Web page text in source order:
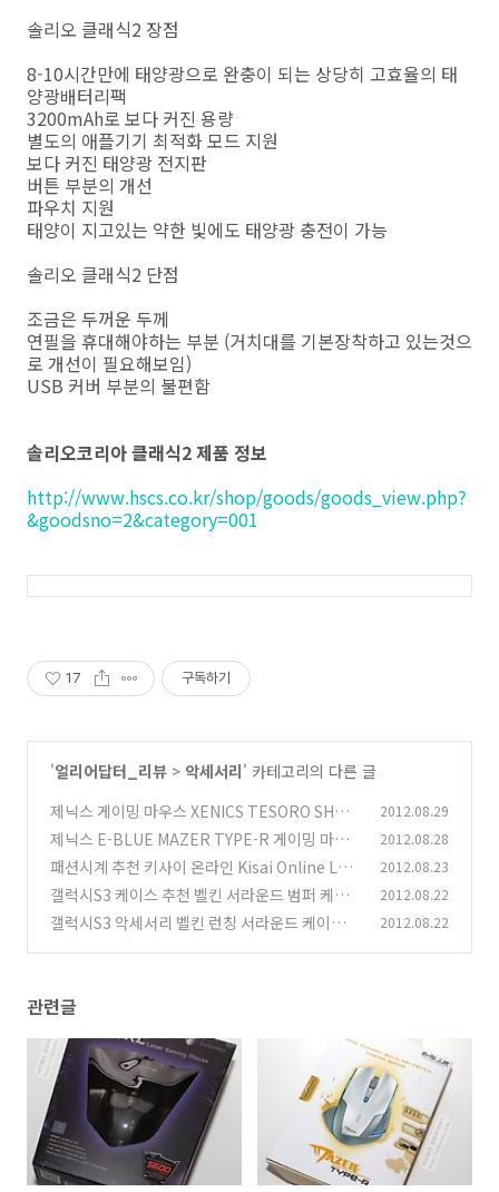
솔리오 클래식2 장점
8-10시간만에 태양광으로 완충이 되는 상당히 고효율의 태
양광배터리팩
3200mAh로 보다 커진 용량
별도의 애플기기 최적화 모드 지원
보다 커진 태양광 전지판
버튼 부분의 개선
파우치 지원
태양이 지고있는 약한 빛에도 태양광 충전이 가능
솔리오 클래식2 단점
조금은 두꺼운 두께
연필을 휴대해야하는 부분 (거치대를 기본장착하고 있는것으
로 개선이 필요해보임)
USB 커버 부분의 불편함
솔리오코리아 클래식2 제품 정보
http://www.hscs.co.kr/shop/goods/goods_view.php?
&goodsno=2&category=001
17 구독하기
'얼리어답터_리뷰 > 악세서리' 카테고리의 다른 글
제닉스 게이밍 마우스 XENICS TESORO SHRIK
E H2L 사용기
(4)
2012.08.29
제닉스 E-BLUE MAZER TYPE-R 게이밍 마우
스 사용기 후기
(10)
2012.08.28
패션시계 추천 키사이 온라인 Kisai Online LCD
Watch (6)
2012.08.23
갤럭시S3 케이스 추천 벨킨 서라운드 범퍼 케이
스
(9)
2012.08.22
갤럭시S3 악세서리 벨킨 런칭 서라운드 케이스
2012.08.22
관련글